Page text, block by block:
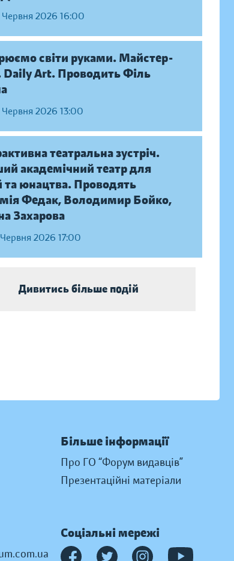
2026 16:00
світи руками. Майстер-
Daily Аrt. Проводить Філь
2026 13:00
театральна зустріч.
академічний театр для
та юнацтва. Проводять
Федак, Володимир Бойко,
Захарова
2026 17:00
Дивитись більше подій
Більше інформації
Про ГО “Форум видавців”
Презентаційні матеріали
Соціальні мережі